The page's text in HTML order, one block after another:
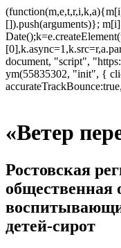
[]).push(arguments)};
document, "script",
ym(55835302, "init", {
«Ветер
Ростовская
общественная
детей-сирот